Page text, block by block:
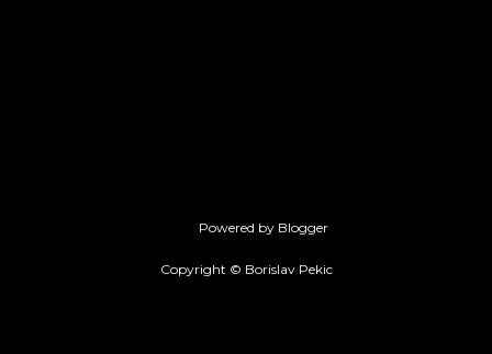
Powered by Blogger
Copyright © Borislav Pekic